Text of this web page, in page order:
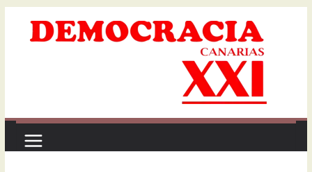
Saltar